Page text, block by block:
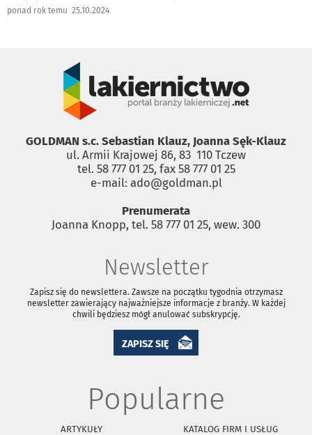
ponad rok temu 25.10.2024
GOLDMAN s.c. Sebastian Klauz, Joanna Sęk-Klauz
ul. Armii Krajowej 86, 83 ­ 110 Tczew
tel. 58 777 01 25, fax 58 777 01 25
e-mail: ado@goldman.pl
Prenumerata
Joanna Knopp, tel. 58 777 01 25, wew. 300
Newsletter
Zapisz się do newslettera. Zawsze na początku tygodnia otrzymasz
newsletter zawierający najważniejsze informacje z branży. W każdej
chwili będziesz mógł anulować subskrypcję.
ZAPISZ SIĘ
Popularne
ARTYKUŁY
KATALOG FIRM I USŁUG